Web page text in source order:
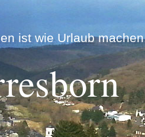
ist wie Urlaub